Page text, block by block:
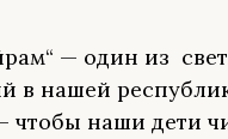
— один из
в нашей
чтобы наши дети